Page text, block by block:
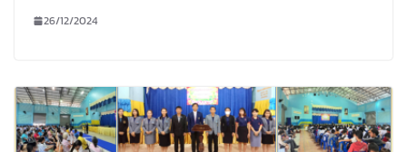
26/12/2024